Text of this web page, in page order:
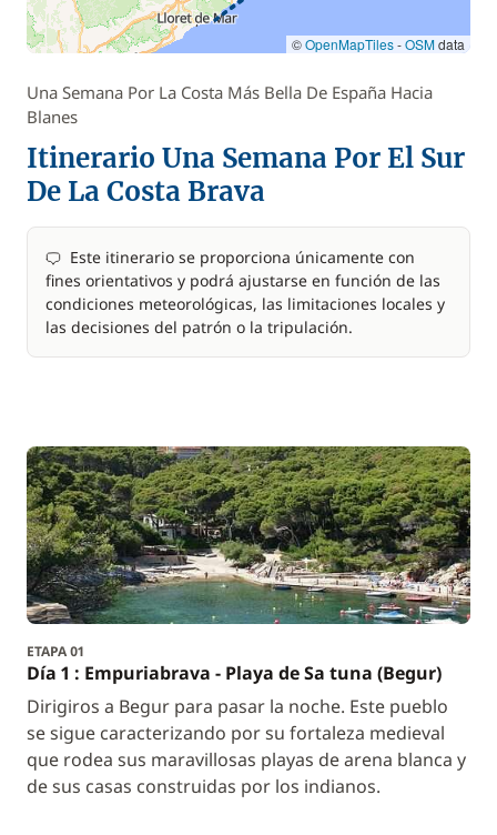
©OpenMapTiles-OSMdata
Una Semana Por La Costa Más Bella De España Hacia
Blanes
Itinerario Una Semana Por El Sur
De La Costa Brava
Este itinerario se proporciona únicamente con
fines orientativos y podrá ajustarse en función de las
condiciones meteorológicas, las limitaciones locales y
las decisiones del patrón o la tripulación.
ETAPA 01
Día 1 : Empuriabrava - Playa de Sa tuna (Begur)
Dirigiros a Begur para pasar la noche. Este pueblo
se sigue caracterizando por su fortaleza medieval
que rodea sus maravillosas playas de arena blanca y
de sus casas construidas por los indianos.